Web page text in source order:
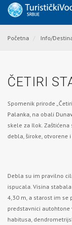
Početna Info/
ČETIRI
Spomenik prirode
Palanka, na obali
skele za Ilok.
debla, široke, otvorene
Debla su im pravilno
ispucala. Visina
4,30 m, a starost im se
predstavnici autohtone
habitusa,